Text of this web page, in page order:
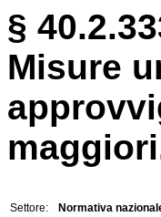
§
Misure
Settore:
Normativa